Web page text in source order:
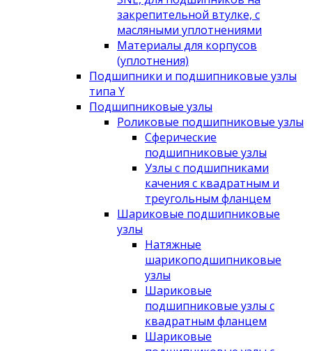
закрепительной втулке, с
масляными уплотнениями
Материалы для корпусов
(уплотнения)
Подшипники и подшипниковые узлы
типа Y
Подшипниковые узлы
Роликовые подшипниковые узлы
Сферические
подшипниковые узлы
Узлы с подшипниками
качения с квадратным и
треугольным фланцем
Шариковые подшипниковые
узлы
Натяжные
шарикоподшипниковые
узлы
Шариковые
подшипниковые узлы с
квадратным фланцем
Шариковые